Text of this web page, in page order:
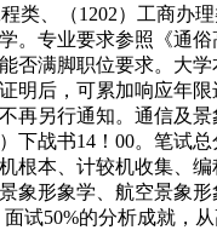
类、（1202）工商办
。专业要求参照《通
满脚职位要求。大
明后，可累加响应年
再另行通知。通信及
下战书14！00。笔试
本、计较机收集、
形象学、航空景象
试50%的分析成就，